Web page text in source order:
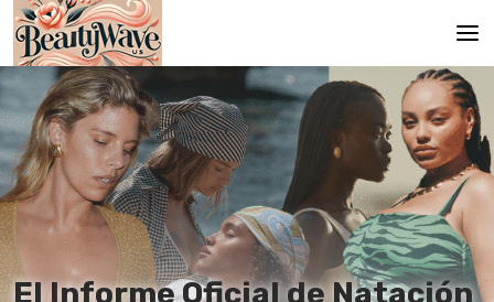
Principal
En
Es
Ru
It
El Informe Oficial de Natación